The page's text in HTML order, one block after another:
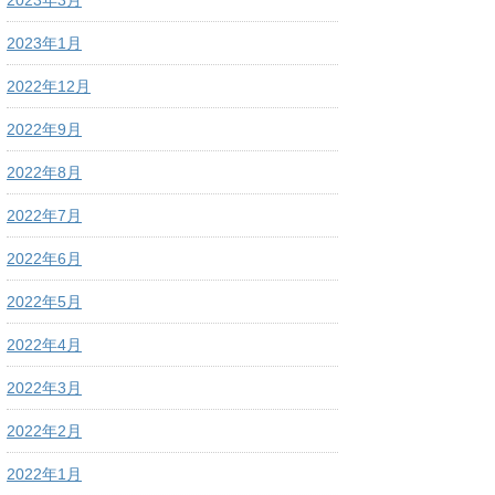
2023年1月
2022年12月
2022年9月
2022年8月
2022年7月
2022年6月
2022年5月
2022年4月
2022年3月
2022年2月
2022年1月